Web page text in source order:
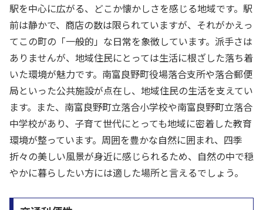
駅を中心に広がる、どこか懐かしさを感じる地域です。駅
前は静かで、商店の数は限られていますが、それがかえっ
てこの町の「一般的」な日常を象徴しています。派手さは
ありませんが、地域住民にとっては生活に根ざした落ち着
いた環境が魅力です。南富良野町役場落合支所や落合郵便
局といった公共施設が点在し、地域住民の生活を支えてい
ます。また、南富良野町立落合小学校や南富良野町立落合
中学校があり、子育て世代にとっても地域に密着した教育
環境が整っています。周囲を豊かな自然に囲まれ、四季
折々の美しい風景が身近に感じられるため、自然の中で穏
やかに暮らしたい方には適した場所と言えるでしょう。